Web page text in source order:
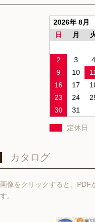
2026年 8月
日
月
2
3 4
9
10 11
16
17
23
24
30
31
定休日
カタログ
画像をクリックすると、PDF
す。